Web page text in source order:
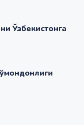
Ўзбекистонга